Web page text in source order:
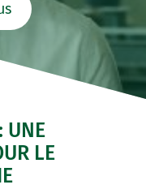
UNE
LE